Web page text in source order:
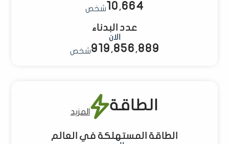
10,665 شخص
عدد البدناء
الان
919,856,890شخص
الطاقة المزيد
الطاقة المستهلكة في العالم